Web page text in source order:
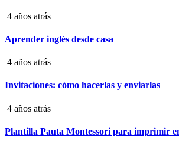
4 años atrás
Aprender inglés desde casa
4 años atrás
Invitaciones: cómo hacerlas y enviarlas
4 años atrás
Plantilla Pauta Montessori para imprimir